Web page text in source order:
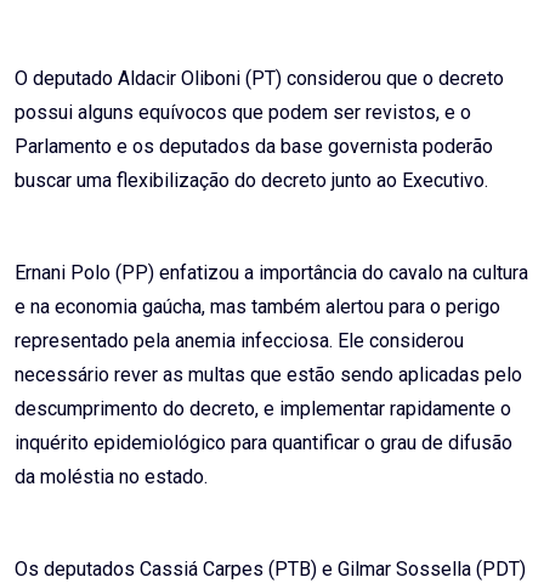
O deputado Aldacir Oliboni (PT) considerou que o decreto
possui alguns equívocos que podem ser revistos, e o
Parlamento e os deputados da base governista poderão
buscar uma flexibilização do decreto junto ao Executivo.
Ernani Polo (PP) enfatizou a importância do cavalo na cultura
e na economia gaúcha, mas também alertou para o perigo
representado pela anemia infecciosa. Ele considerou
necessário rever as multas que estão sendo aplicadas pelo
descumprimento do decreto, e implementar rapidamente o
inquérito epidemiológico para quantificar o grau de difusão
da moléstia no estado.
Os deputados Cassiá Carpes (PTB) e Gilmar Sossella (PDT)